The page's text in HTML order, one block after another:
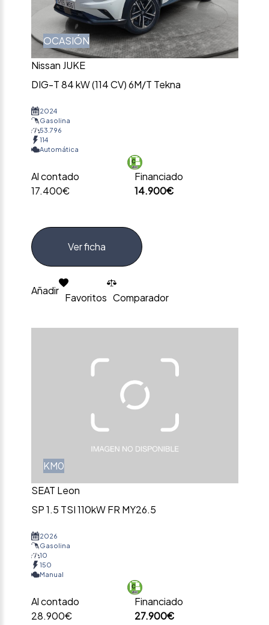
OCASIÓN
Nissan JUKE
DIG-T 84 kW (114 CV) 6M/T Tekna
2024
Gasolina
53.796
114
Automática
Al contado
17.400€
Financiado
14.900€
Ver ficha
Añadir
Favoritos Comparador
KM0
SEAT Leon
SP 1.5 TSI 110kW FR MY26.5
2026
Gasolina
10
150
Manual
Al contado
28.900€
Financiado
27.900€